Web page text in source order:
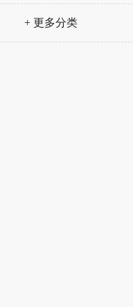
+ 更多分类